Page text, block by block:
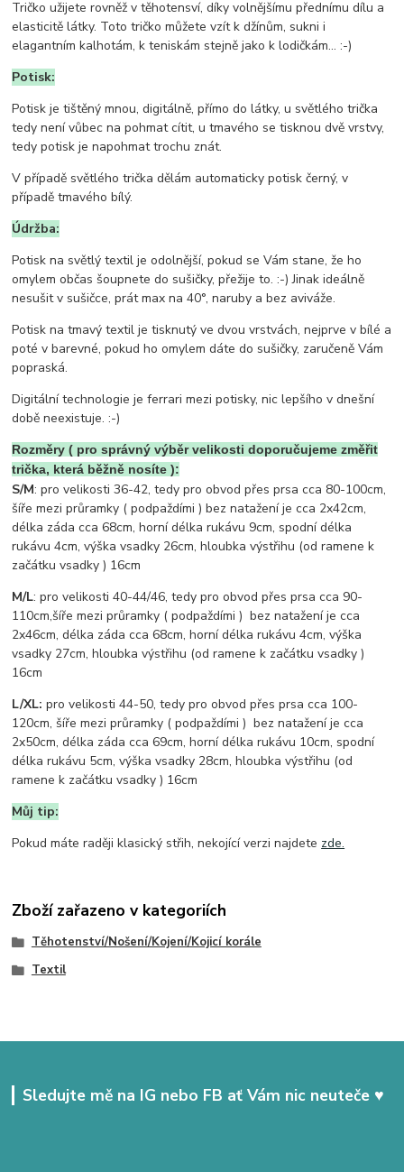
Tričko užijete rovněž v těhotensví, díky volnějšímu přednímu dílu a
elasticitě látky. Toto tričko můžete vzít k džínům, sukni i
elagantním kalhotám, k teniskám stejně jako k lodičkám... :-)
Potisk:
Potisk je tištěný mnou, digitálně, přímo do látky, u světlého trička
tedy není vůbec na pohmat cítit, u tmavého se tisknou dvě vrstvy,
tedy potisk je napohmat trochu znát.
V případě světlého trička dělám automaticky potisk černý, v
případě tmavého bílý.
Údržba:
Potisk na světlý textil je odolnější, pokud se Vám stane, že ho
omylem občas šoupnete do sušičky, přežije to. :-) Jinak ideálně
nesušit v sušičce, prát max na 40°, naruby a bez aviváže.
Potisk na tmavý textil je tisknutý ve dvou vrstvách, nejprve v bílé a
poté v barevné, pokud ho omylem dáte do sušičky, zaručeně Vám
popraská.
Digitální technologie je ferrari mezi potisky, nic lepšího v dnešní
době neexistuje. :-)
Rozměry ( pro správný výběr velikosti doporučujeme změřit
trička, která běžně nosíte ):
S/M: pro velikosti 36-42, tedy pro obvod přes prsa cca 80-100cm,
šíře mezi průramky ( podpaždími ) bez natažení je cca 2x42cm,
délka záda cca 68cm, horní délka rukávu 9cm, spodní délka
rukávu 4cm, výška vsadky 26cm, hloubka výstřihu (od ramene k
začátku vsadky ) 16cm
M/L: pro velikosti 40-44/46, tedy pro obvod přes prsa cca 90-
110cm,šíře mezi průramky ( podpaždími ) bez natažení je cca
2x46cm, délka záda cca 68cm, horní délka rukávu 4cm, výška
vsadky 27cm, hloubka výstřihu (od ramene k začátku vsadky )
16cm
L/XL:pro velikosti 44-50, tedy pro obvod přes prsa cca 100-
120cm, šíře mezi průramky ( podpaždími ) bez natažení je cca
2x50cm, délka záda cca 69cm, horní délka rukávu 10cm, spodní
délka rukávu 5cm, výška vsadky 28cm, hloubka výstřihu (od
ramene k začátku vsadky ) 16cm
Můj tip:
Pokud máte raději klasický střih, nekojící verzi najdete zde.
Zboží zařazeno v kategoriích
Těhotenství/Nošení/Kojení/Kojicí korále
Textil
Sledujte mě na IG nebo FB ať Vám nic neuteče ♥